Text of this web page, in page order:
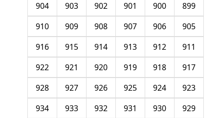
899
900
901
902
903
904
905
906
907
908
909
910
911
912
913
914
915
916
917
918
919
920
921
922
923
924
925
926
927
928
929
930
931
932
933
934